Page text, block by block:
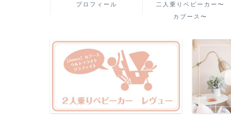
プロフィール
二人乗りベビーカー〜
カブース〜